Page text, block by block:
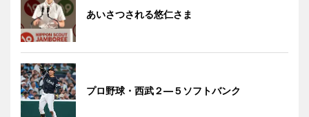
あいさつされる悠仁さま
プロ野球・西武２―５ソフトバンク